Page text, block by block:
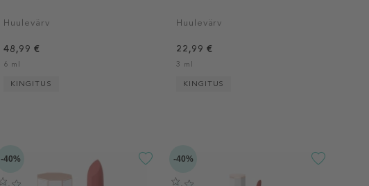
Huulevärv
48,99 €
6 ml
KINGITUS
Huulevärv
22,99 €
3 ml
KINGITUS
-40% -40%